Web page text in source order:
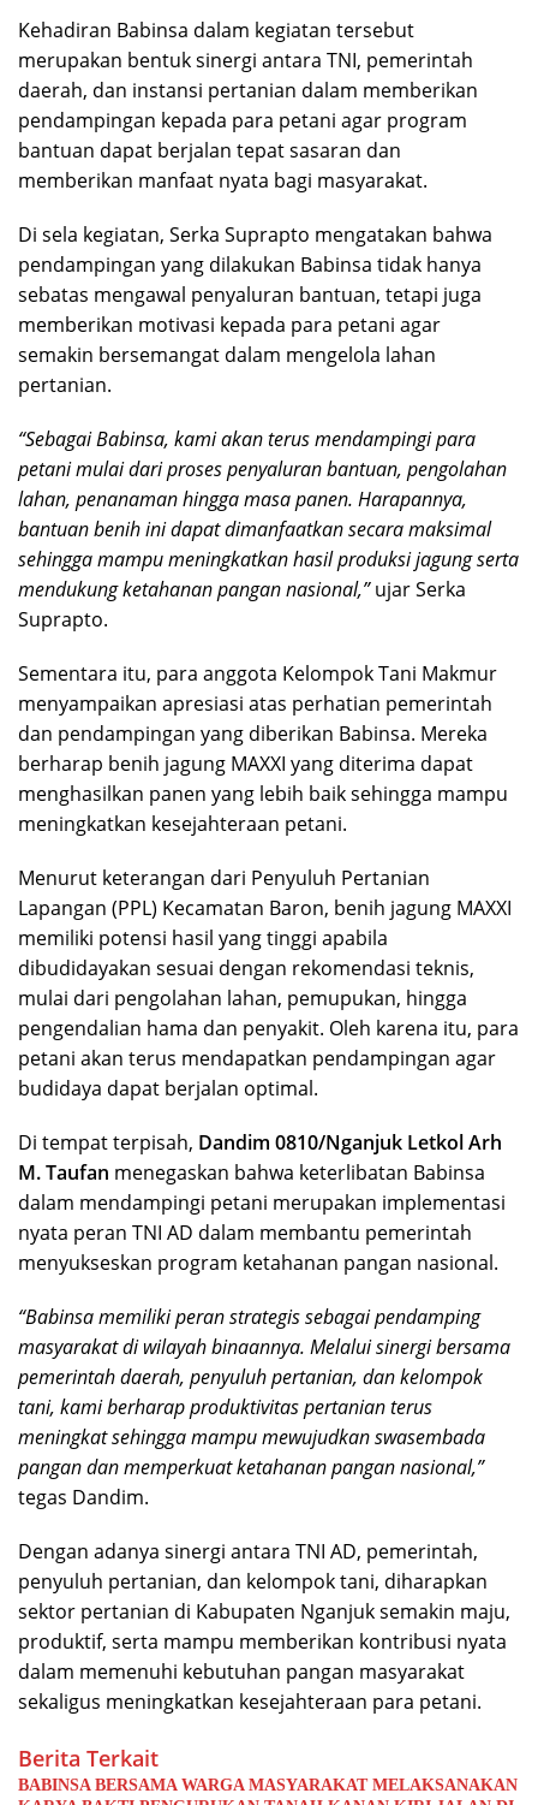
Kehadiran Babinsa dalam kegiatan tersebut
merupakan bentuk sinergi antara TNI, pemerintah
daerah, dan instansi pertanian dalam memberikan
pendampingan kepada para petani agar program
bantuan dapat berjalan tepat sasaran dan
memberikan manfaat nyata bagi masyarakat.
Di sela kegiatan, Serka Suprapto mengatakan bahwa
pendampingan yang dilakukan Babinsa tidak hanya
sebatas mengawal penyaluran bantuan, tetapi juga
memberikan motivasi kepada para petani agar
semakin bersemangat dalam mengelola lahan
pertanian.
“Sebagai Babinsa, kami akan terus mendampingi para
petani mulai dari proses penyaluran bantuan, pengolahan
lahan, penanaman hingga masa panen. Harapannya,
bantuan benih ini dapat dimanfaatkan secara maksimal
sehingga mampu meningkatkan hasil produksi jagung serta
mendukung ketahanan pangan nasional,”ujar Serka
Suprapto.
Sementara itu, para anggota Kelompok Tani Makmur
menyampaikan apresiasi atas perhatian pemerintah
dan pendampingan yang diberikan Babinsa. Mereka
berharap benih jagung MAXXI yang diterima dapat
menghasilkan panen yang lebih baik sehingga mampu
meningkatkan kesejahteraan petani.
Menurut keterangan dari Penyuluh Pertanian
Lapangan (PPL) Kecamatan Baron, benih jagung MAXXI
memiliki potensi hasil yang tinggi apabila
dibudidayakan sesuai dengan rekomendasi teknis,
mulai dari pengolahan lahan, pemupukan, hingga
pengendalian hama dan penyakit. Oleh karena itu, para
petani akan terus mendapatkan pendampingan agar
budidaya dapat berjalan optimal.
Di tempat terpisah, Dandim 0810/Nganjuk Letkol Arh
M. Taufan menegaskan bahwa keterlibatan Babinsa
dalam mendampingi petani merupakan implementasi
nyata peran TNI AD dalam membantu pemerintah
menyukseskan program ketahanan pangan nasional.
“Babinsa memiliki peran strategis sebagai pendamping
masyarakat di wilayah binaannya. Melalui sinergi bersama
pemerintah daerah, penyuluh pertanian, dan kelompok
tani, kami berharap produktivitas pertanian terus
meningkat sehingga mampu mewujudkan swasembada
pangan dan memperkuat ketahanan pangan nasional,”
tegas Dandim.
Dengan adanya sinergi antara TNI AD, pemerintah,
penyuluh pertanian, dan kelompok tani, diharapkan
sektor pertanian di Kabupaten Nganjuk semakin maju,
produktif, serta mampu memberikan kontribusi nyata
dalam memenuhi kebutuhan pangan masyarakat
sekaligus meningkatkan kesejahteraan para petani.
Berita Terkait
BABINSA BERSAMA WARGA MASYARAKAT MELAKSANAKAN